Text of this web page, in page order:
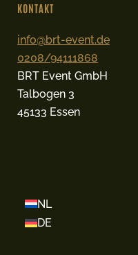
KONTAKT
info@brt-event.de
0208/94111868
BRT Event GmbH
Talbogen 3
45133 Essen
NL
DE